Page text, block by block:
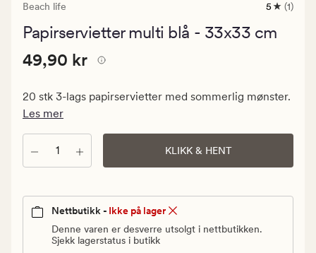
Beach life
1
med
5 (1)
Papirservietter multi blå - 33x33 cm
Pris
49,90
pris
49,90
kr
Pris 49,90 kr
49,90 kr
20 stk 3-lags papirservietter med sommerlig mønster.
Les mer
Antall KLIKK & HENT
Nettbutikk - Ikke på lager
Denne varen er desverre utsolgt i nettbutikken.
Sjekk lagerstatus i butikk